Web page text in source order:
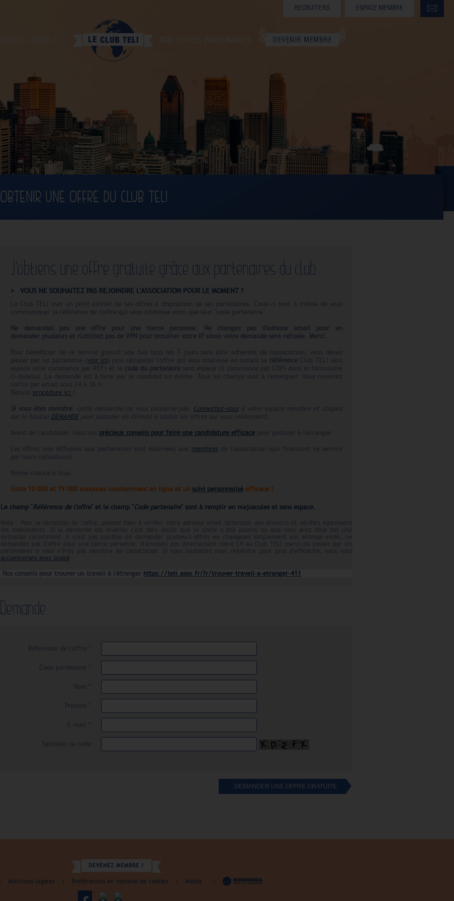
DEVENIR MEMBRE
RECRUITERS ESPACE MEMBRE
OBTENIR UNE OFFRE DU CLUB TELI
J'obtiens une offre gratuite grâce aux partenaires du club
VOUS NE SOUHAITEZ PAS REJOINDRE L'ASSOCIATION POUR LE MOMENT ?
Le Club TELI met un petit extrait de ses offres à disposition de ses partenaires. Ceux-ci sont à même de vous
communiquer la référence de l'offre qui vous intéresse ainsi que leur "code partenaire".
Ne demandez pas une offre pour une tierce personne. Ne changez pas d'adresse email pour en
demander plusieurs et n'utilisez pas de VPN pour brouiller votre IP sinon votre demande sera refusée. Merci.
Pour bénéficier de ce service gratuit une fois tous les 7 jours sans être adhérent de l'association, vous devez
passer par un partenaire (voir ici ) puis récupérer l'offre qui vous intéresse en notant sa référenceClub TELI sans
espace (elle commence par REF) et le code du partenairesans espace (il commence par CDP) dans le formulaire
ci-dessous. La demande est à faire par le candidat lui-même. Tous les champs sont à renseigner. Vous recevrez
l'offre par email sous 24 à 36 h.
Détails procédure ici
Si vous êtes membre, cette démarche ne vous concerne pas. Connectez-vousà votre espace membre et cliquez
sur le bouton DEMANDEpour postuler en illimité à toutes les offres qui vous intéressent.
Avant de candidater, lisez nos précieux conseils pour faire une candidature efficace pour postuler à l'étranger.
Les offres non diffusées aux partenaires sont réservées aux membres de l'association (qui financent ce service
par leurs cotisations).
Bonne chance à tous.
Entre 10 000 et 19 000 annonces constamment en ligne et un suivi personnalisé efficace !
Le champ "Référence de l'offre" et le champ "Code partenaire" sont à remplir en majuscules et sans espace.
Note : Pour la réception de l'offre, pensez bien à vérifier votre adresse email (attention aux erreurs) et vérifiez également
vos indésirables. Si la demande est invalide c'est sans doute que le poste a été pourvu ou que vous avez déjà fait une
demande récemment. Il n'est pas possible de demander plusieurs offres en changeant simplement son adresse email, ne
demandez pas d'offre pour une tierce personne. N'envoyez pas directement votre CV au Club TELI, merci de passer par les
partenaires si vous n'êtes pas membre de l'association. Si vous souhaitez nous rejoindre pour plus d'efficacité, nous vous
accueillerons avec plaisir.
Nos conseils pour trouver un travail à l'étranger https://teli.asso.fr/fr/trouver-travail-a-etranger-411
Demande :
Référence de l'offre *
Code partenaire *
Nom *
Prénom *
E-mail *
Saisissez ce code
DEVENEZ MEMBRE !
Mentions légales Préférences en matière de cookies Média